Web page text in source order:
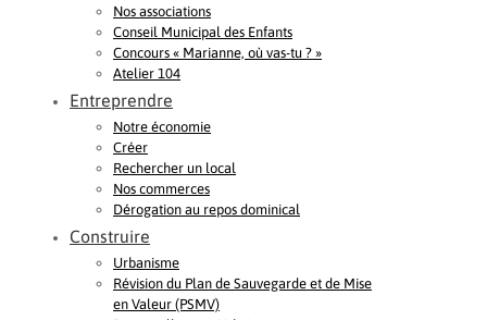
Nos associations
Conseil Municipal des Enfants
Concours « Marianne, où vas-tu ? »
Atelier 104
Entreprendre
Notre économie
Créer
Rechercher un local
Nos commerces
Dérogation au repos dominical
Construire
Urbanisme
Révision du Plan de Sauvegarde et de Mise
en Valeur (PSMV)